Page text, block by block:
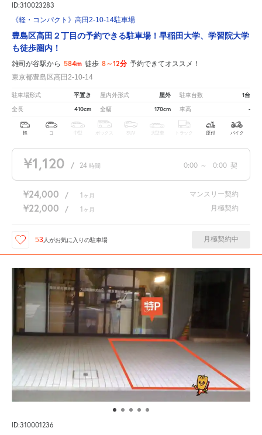
ID:310023283
《軽・コンパクト》高田2-10-14駐車場
豊島区高田２丁目の予約できる駐車場！早稲田大学、学習院大学
も徒歩圏内！
雑司が谷駅から 584m 徒歩 8～12分 予約できてオススメ！
東京都豊島区高田2-10-14
駐車場形式 平置き 屋内外形式 屋外 駐車台数 1台
全長 410cm 全幅 170cm 車高 -
軽 コ 中型 ボックス SUV 大型車 トラック 原付 バイク
¥1,120 / 24 時間 0:00 ～ 0:00 契
¥24,000 / 1 ヶ月 マンスリー契約
¥22,000 / 1 ヶ月 月極契約
53 人がお気に入りの駐車場 月極契約中
ID:310001236